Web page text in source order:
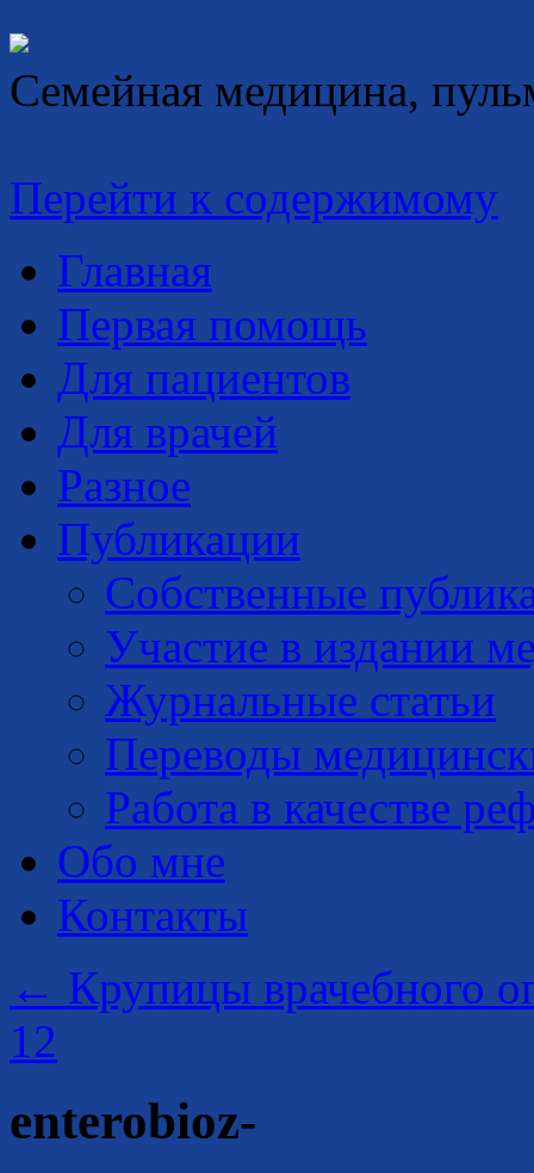
Семейная медицина,
Перейти к содержимому
Главная
Первая помощь
Для пациентов
Для врачей
Разное
Публикации
Собственные
Участие в издании
Журнальные статьи
Переводы
Работа в качестве
Обо мне
Контакты
← Крупицы врачебного
12
enterobioz-